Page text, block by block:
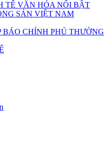
TẾ VĂN HÓA NỔI BẬT
SẢN VIỆT NAM
BÁO CHÍNH PHỦ THƯỜNG